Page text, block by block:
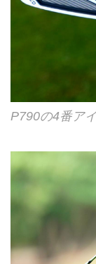
P790の4番ア